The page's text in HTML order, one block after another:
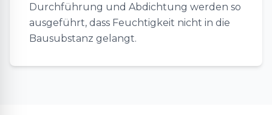
Durchführung und Abdichtung werden so
ausgeführt, dass Feuchtigkeit nicht in die
Bausubstanz gelangt.